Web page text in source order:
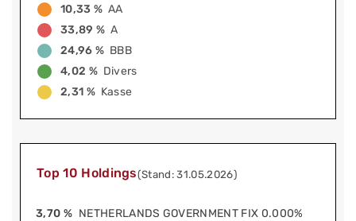
10,33 % AA
33,89 % A
24,96 % BBB
4,02 % Divers
2,31 % Kasse
Top 10 Holdings(Stand: 31.05.2026)
3,70 % NETHERLANDS GOVERNMENT FIX 0.000%